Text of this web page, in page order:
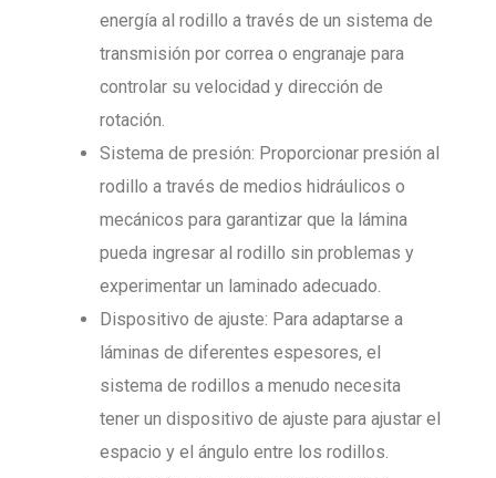
energía al rodillo a través de un sistema de
transmisión por correa o engranaje para
controlar su velocidad y dirección de
rotación.
Sistema de presión: Proporcionar presión al
rodillo a través de medios hidráulicos o
mecánicos para garantizar que la lámina
pueda ingresar al rodillo sin problemas y
experimentar un laminado adecuado.
Dispositivo de ajuste: Para adaptarse a
láminas de diferentes espesores, el
sistema de rodillos a menudo necesita
tener un dispositivo de ajuste para ajustar el
espacio y el ángulo entre los rodillos.